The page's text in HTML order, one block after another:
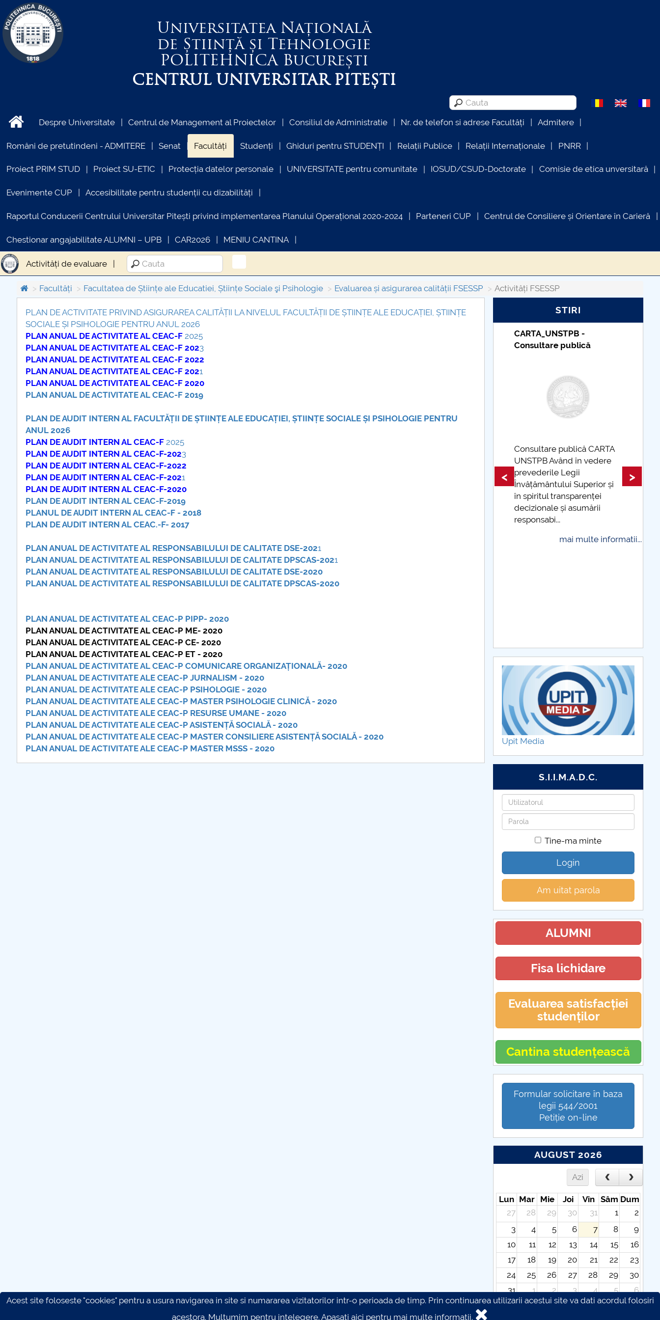
Universitatea Națională
de Știință și Tehnologie
POLITEHNICABucurești
CENTRUL UNIVERSITAR PITEȘTI
Despre Universitate Centrul de Management al Proiectelor Consiliul de Administratie Nr. de telefon si adrese Facultăți Admitere
Români de pretutindeni - ADMITERE Senat Facultăți Studenți Ghiduri pentru STUDENȚI Relații Publice Relații Internaționale PNRR
Proiect PRIM STUD Proiect SU-ETIC Protecția datelor personale UNIVERSITATE pentru comunitate IOSUD/CSUD-Doctorate Comisie de etica unversitară
Evenimente CUP Accesibilitate pentru studenții cu dizabilități
Raportul Conducerii Centrului Universitar Pitești privind implementarea Planului Operațional 2020-2024 Parteneri CUP Centrul de Consiliere și Orientare în Carieră
Chestionar angajabilitate ALUMNI – UPB CAR2026 MENIU CANTINA
Activități de evaluare
Facultăți Facultatea de Științe ale Educatiei, Științe Sociale şi Psihologie Evaluarea și asigurarea calității FSESSP Activități FSESSP
PLAN DE ACTIVITATE PRIVIND ASIGURAREA CALITĂȚII LA NIVELUL FACULTĂȚII DE ȘTIINȚE ALE EDUCAȚIEI, ȘTIINȚE
SOCIALE ȘI PSIHOLOGIE PENTRU ANUL 2026
PLAN ANUAL DE ACTIVITATE AL CEAC-F2025
PLAN ANUAL DE ACTIVITATE AL CEAC-F 2023
PLAN ANUAL DE ACTIVITATE AL CEAC-F 2022
PLAN ANUAL DE ACTIVITATE AL CEAC-F 2021
PLAN ANUAL DE ACTIVITATE AL CEAC-F 2020
PLAN ANUAL DE ACTIVITATE AL CEAC-F 2019
PLAN DE AUDIT INTERN AL FACULTĂȚII DE ȘTIINȚE ALE EDUCAȚIEI, ȘTIINȚE SOCIALE ȘI PSIHOLOGIE PENTRU
ANUL 2026
PLAN DE AUDIT INTERN AL CEAC-F2025
PLAN DE AUDIT INTERN AL CEAC-F-2023
PLAN DE AUDIT INTERN AL CEAC-F-2022
PLAN DE AUDIT INTERN AL CEAC-F-2021
PLAN DE AUDIT INTERN AL CEAC-F-2020
PLAN DE AUDIT INTERN AL CEAC-F-2019
PLANUL DE AUDIT INTERN AL CEAC-F - 2018
PLAN DE AUDIT INTERN AL CEAC.-F- 2017
PLAN ANUAL DE ACTIVITATE AL RESPONSABILULUI DE CALITATE DSE-2021
PLAN ANUAL DE ACTIVITATE AL RESPONSABILULUI DE CALITATE DPSCAS-2021
PLAN ANUAL DE ACTIVITATE AL RESPONSABILULUI DE CALITATE DSE-2020
PLAN ANUAL DE ACTIVITATE AL RESPONSABILULUI DE CALITATE DPSCAS-2020
PLAN ANUAL DE ACTIVITATE AL CEAC-P PIPP- 2020
PLAN ANUAL DE ACTIVITATE AL CEAC-P ME- 2020
PLAN ANUAL DE ACTIVITATE AL CEAC-P CE- 2020
PLAN ANUAL DE ACTIVITATE AL CEAC-P ET - 2020
PLAN ANUAL DE ACTIVITATE AL CEAC-P COMUNICARE ORGANIZAȚIONALĂ- 2020
PLAN ANUAL DE ACTIVITATE ALE CEAC-P JURNALISM - 2020
PLAN ANUAL DE ACTIVITATE ALE CEAC-P PSIHOLOGIE - 2020
PLAN ANUAL DE ACTIVITATE ALE CEAC-P MASTER PSIHOLOGIE CLINICĂ - 2020
PLAN ANUAL DE ACTIVITATE ALE CEAC-P RESURSE UMANE - 2020
PLAN ANUAL DE ACTIVITATE ALE CEAC-P ASISTENȚĂ SOCIALĂ - 2020
PLAN ANUAL DE ACTIVITATE ALE CEAC-P MASTER CONSILIERE ASISTENȚĂ SOCIALĂ - 2020
PLAN ANUAL DE ACTIVITATE ALE CEAC-P MASTER MSSS - 2020
STIRI
COMUNICAT DE PRESA
PRIMSTUD 26.03.2026
COMUNICAT Eveniment de
informare și promovare a
ofertei educaționale
universitare la Colegiul
Teoretic „Ion Cantacuzino”
Piteşti 26.03.2026
COMUNICAT Eveniment de
mai multe informatii...
Învățământului Superior și
Taxe de școlarizare
indexate – Centrul
Taxe de școlarizare
indexate Taxele se pot
și cu cardul
< >
Upit Media
S.I.I.M.A.D.C.
Utilizatorul
Parola
Tine-ma minte
Login
Am uitat parola
ALUMNI
Fisa lichidare
Evaluarea satisfacției
studenților
Cantina studențească
Formular solicitare în baza
legii 544/2001
Petiție on-line
AUGUST 2026
Azi
Lun Mar Mie Joi Vin Sâm Dum
27
28 29 30 31 1
2
3
4 5 6 7 8
9
10
11 12 13 14 15
16
17
18 19 20 21 22
23
24
25 26 27 28 29
30
31
1 2 3 4 5
6
Acest site foloseste "cookies" pentru a usura navigarea in site si numararea vizitatorilor intr-o perioada de timp. Prin continuarea utilizarii acestui site va dati acordul folosiri
acestora. Multumim pentru intelegere.Apasati aici pentru mai multe informatii.